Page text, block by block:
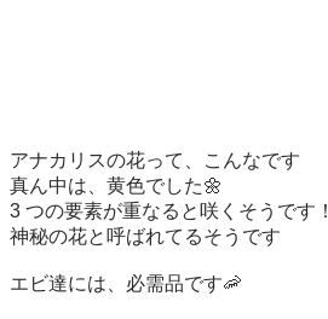
アナカリスの花って、こんなです
真ん中は、黄色でした🌼
3 つの要素が重なると咲くそうです！
神秘の花と呼ばれてるそうです
エビ達には、必需品です🦐